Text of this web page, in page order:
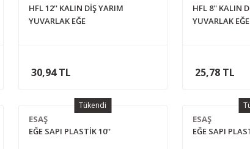
HFL 12'' KALIN DİŞ YARIM
YUVARLAK EĞE
30,94 TL
HFL 8'' KALIN
YUVARLAK EĞE
25,78 TL
Tükendi
ESAŞ
EĞE SAPI PLASTİK 10''
ESAŞ
EĞE SAPI